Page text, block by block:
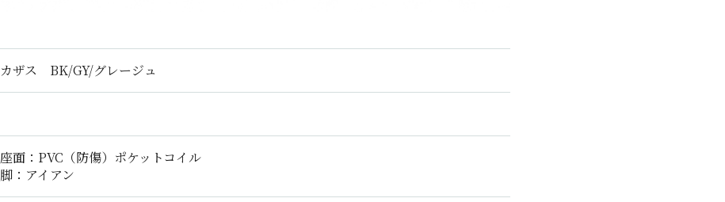
カザス BK/GY/グレージュ
座面：PVC（防傷）ポケットコイル
脚：アイアン